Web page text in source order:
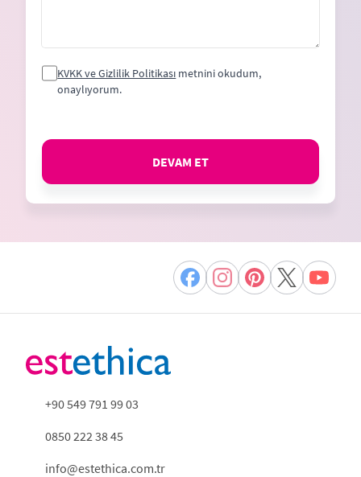
KVKK ve Gizlilik Politikası metnini okudum,
onaylıyorum.
DEVAM ET
+90 549 791 99 03
0850 222 38 45
info@estethica.com.tr